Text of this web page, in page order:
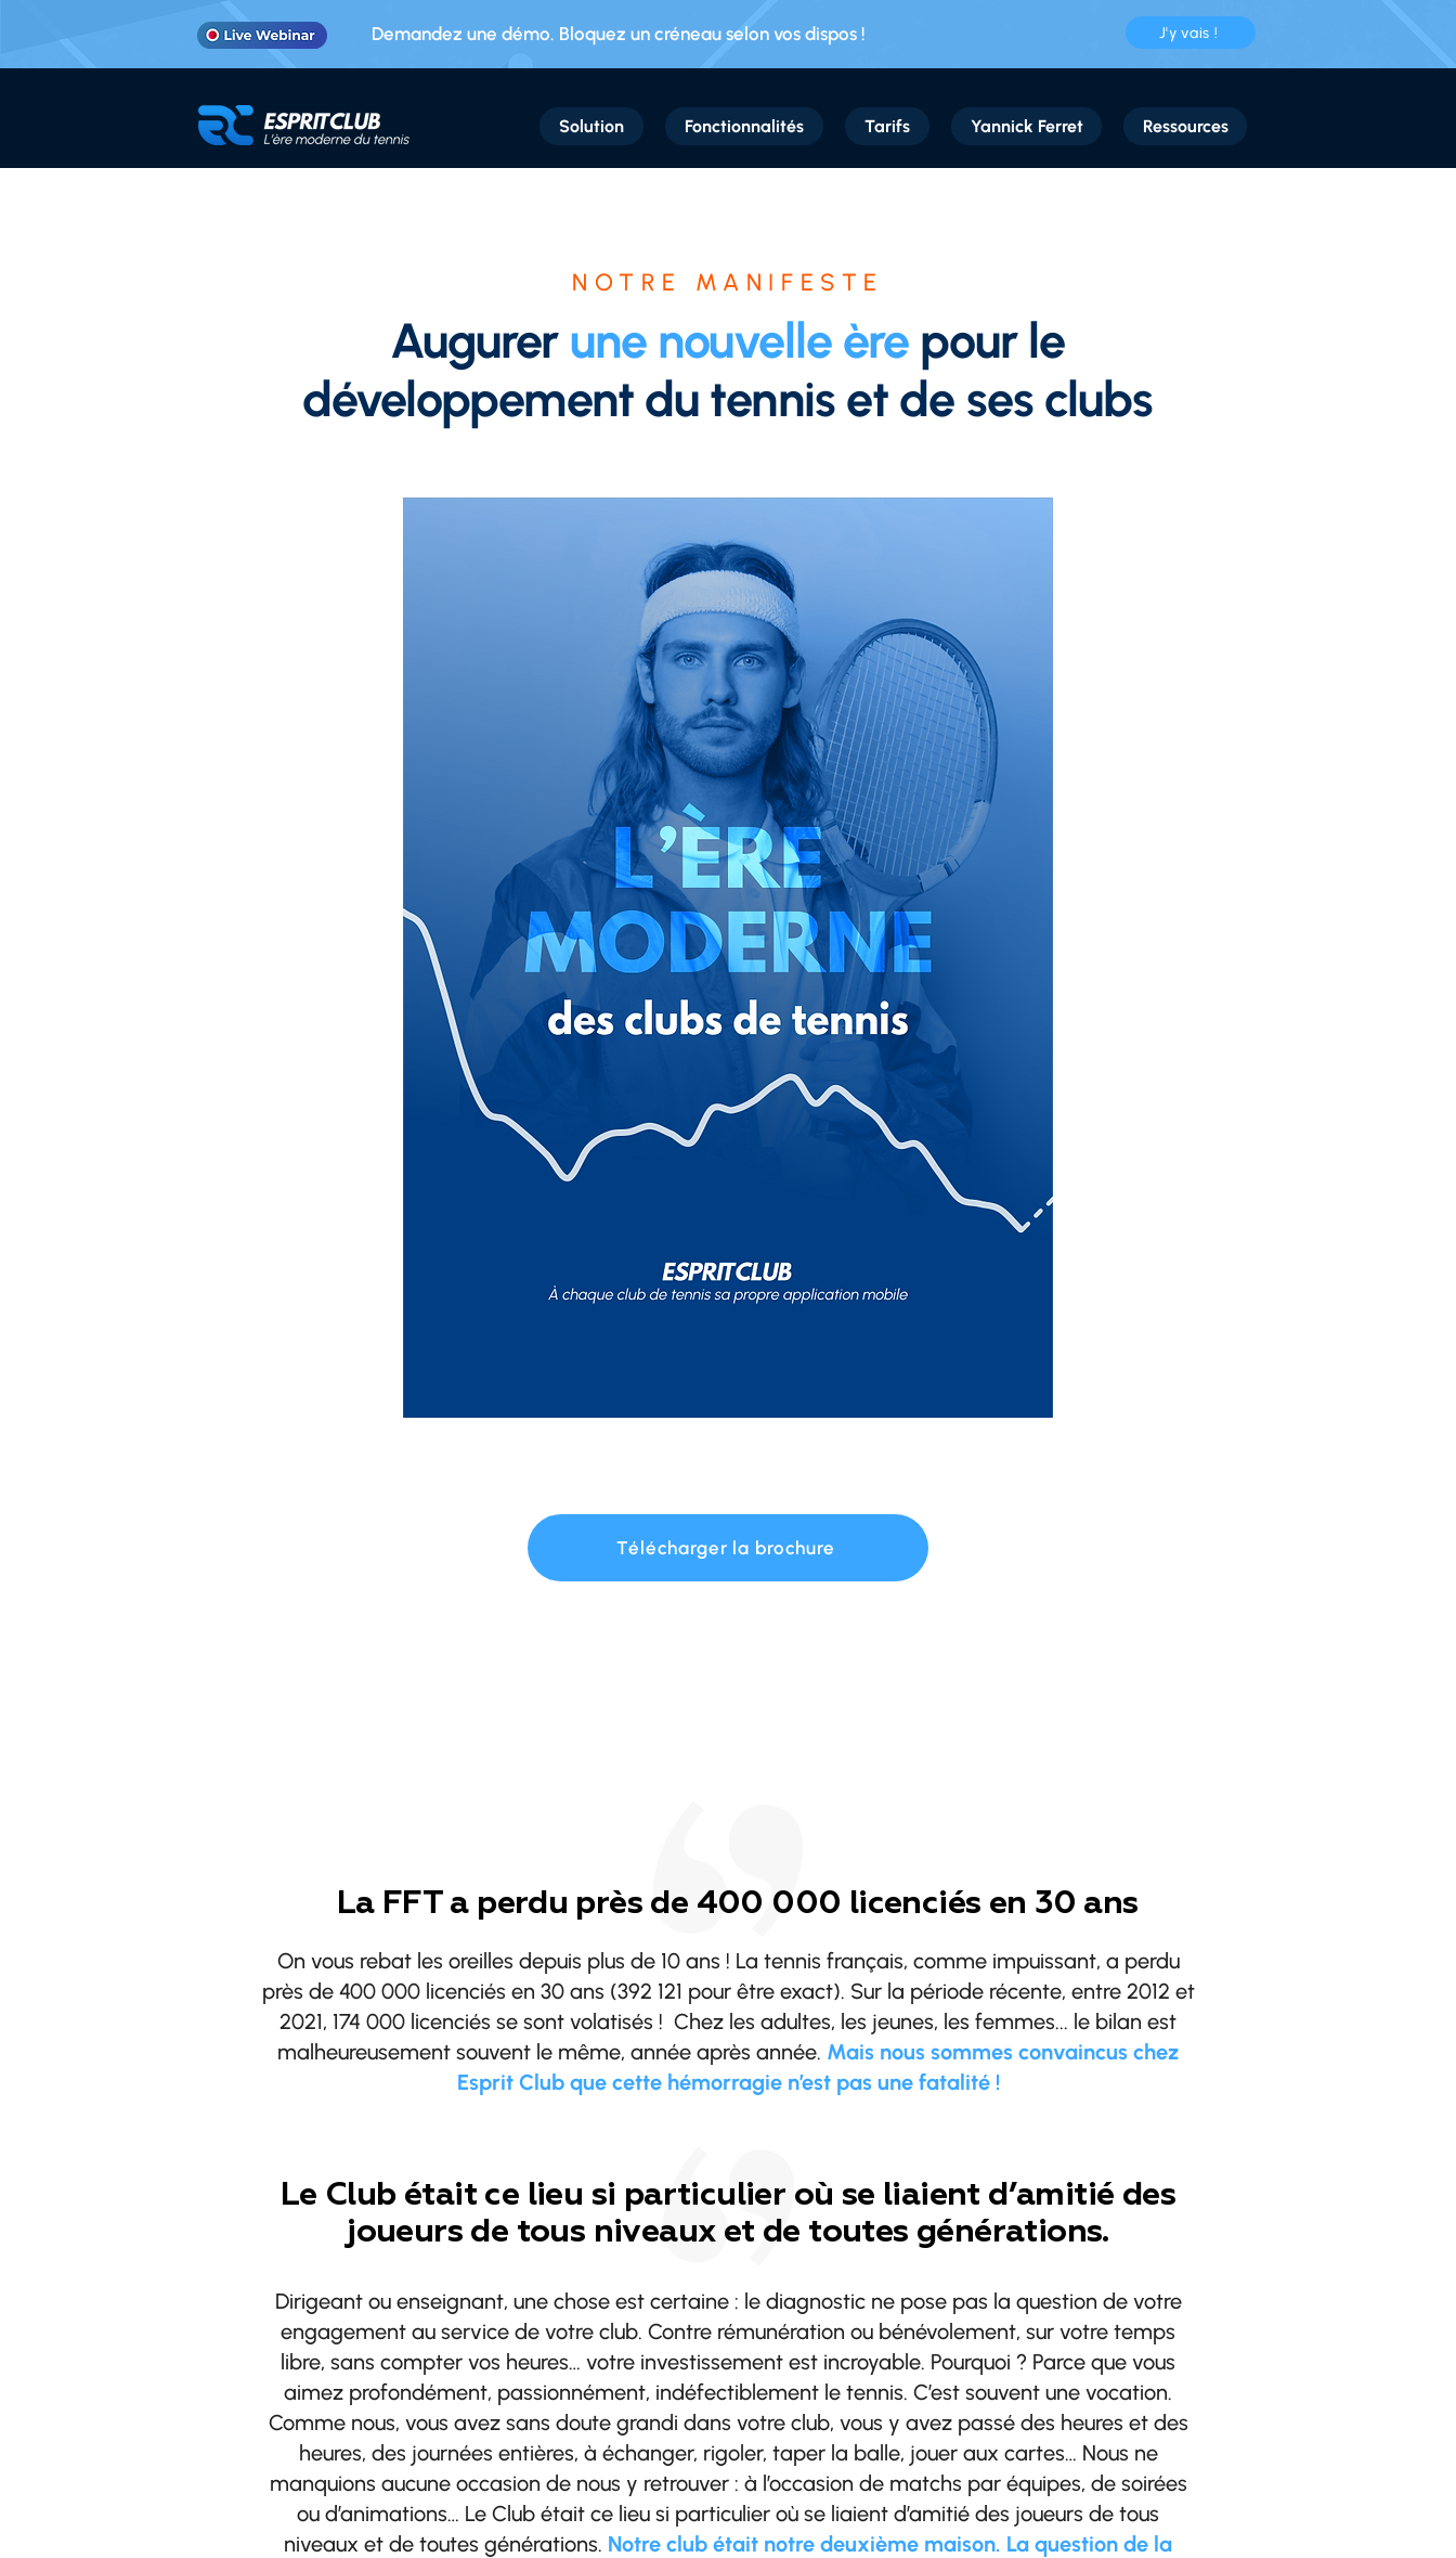
Demandez une démo. Bloquez un créneau selon vos dispos ! J'y vais !
Solution Fonctionnalités Tarifs Yannick Ferret Ressources
NOTRE MANIFESTE
Augurer une nouvelle ère pour le
développement du tennis et de ses clubs
Télécharger la brochure
La FFT a perdu près de 400 000 licenciés en 30 ans
On vous rebat les oreilles depuis plus de 10 ans ! La tennis français, comme impuissant, a perdu
près de 400 000 licenciés en 30 ans (392 121 pour être exact). Sur la période récente, entre 2012 et
2021, 174 000 licenciés se sont volatisés ! Chez les adultes, les jeunes, les femmes... le bilan est
malheureusement souvent le même, année après année. Mais nous sommes convaincus chez
Esprit Club que cette hémorragie n’est pas une fatalité !
Le Club était ce lieu si particulier où se liaient d’amitié des
joueurs de tous niveaux et de toutes générations.
Dirigeant ou enseignant, une chose est certaine : le diagnostic ne pose pas la question de votre
engagement au service de votre club. Contre rémunération ou bénévolement, sur votre temps
libre, sans compter vos heures… votre investissement est incroyable. Pourquoi ? Parce que vous
aimez profondément, passionnément, indéfectiblement le tennis. C’est souvent une vocation.
Comme nous, vous avez sans doute grandi dans votre club, vous y avez passé des heures et des
heures, des journées entières, à échanger, rigoler, taper la balle, jouer aux cartes… Nous ne
manquions aucune occasion de nous y retrouver : à l’occasion de matchs par équipes, de soirées
ou d’animations… Le Club était ce lieu si particulier où se liaient d’amitié des joueurs de tous
niveaux et de toutes générations. Notre club était notre deuxième maison. La question de la